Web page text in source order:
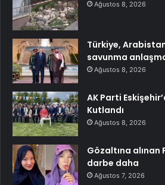
Ağustos 8, 2026
Türkiye,
savunma
Ağustos 8, 2026
AK Parti
Kutlandı
Ağustos 8, 2026
Gözaltına alınan
darbe daha
Ağustos 7, 2026